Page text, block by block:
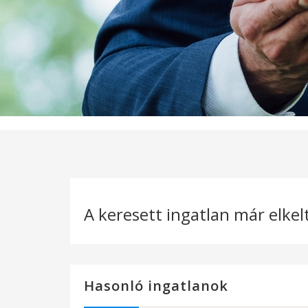
A keresett ingatlan már
Hasonló ingatlanok